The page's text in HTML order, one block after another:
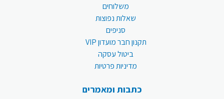
משלוחים
שאלות נפוצות
סניפים
תקנון חבר מועדון VIP
ביטול עסקה
מדיניות פרטיות
כתבות ומאמרים